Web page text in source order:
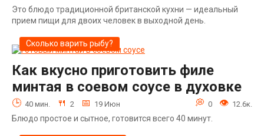
Это блюдо традиционной британской кухни — идеальный
прием пищи для двоих человек в выходной день.
Сколько варить рыбу?
Как вкусно приготовить филе
минтая в соевом соусе в духовке
40 мин. 2 19 Июн 0 12.6к.
Блюдо простое и сытное, готовится всего 40 минут.